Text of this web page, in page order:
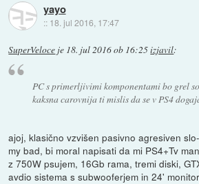
yayo
:: 18. jul 2016, 17:47
SuperVeloce je 18. jul 2016 ob 16:25izjavil:
PC s primerljivimi komponentami bo grel
kaksna carovnija ti mislis da se v PS4
ajoj, klasično vzvišen pasivno agresiven
my bad, bi moral napisati da mi PS4+Tv
z 750W psujem, 16Gb rama, tremi diski,
avdio sistema s subwooferjem in 24'